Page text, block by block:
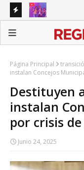
SEP prepara
escuelas
Página Principal
instalan Concejos
Destituyen
instalan
por crisis
Junio 24, 2025